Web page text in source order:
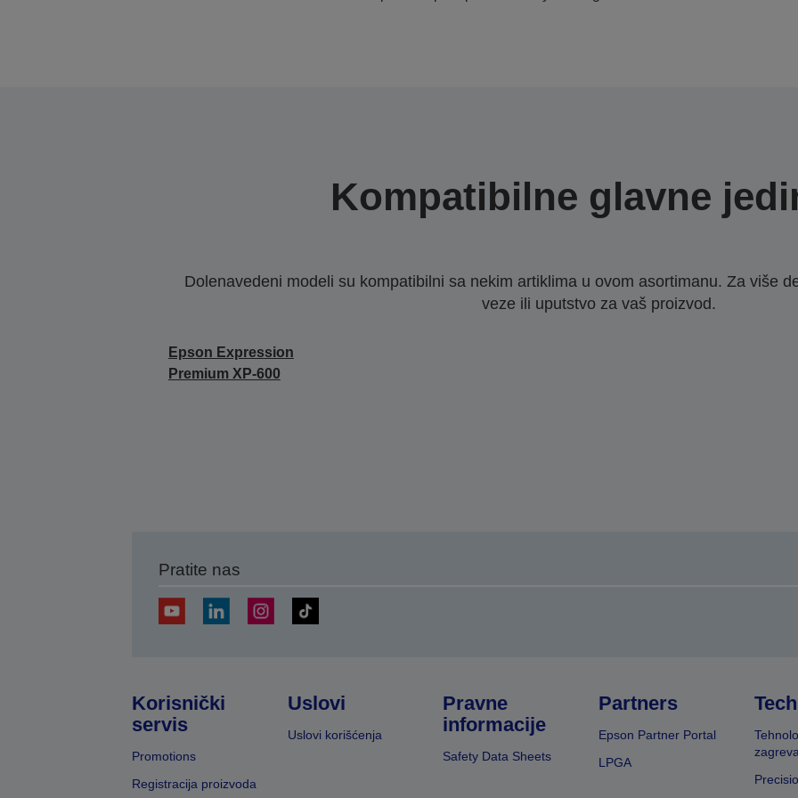
Kompatibilne glavne
Dolenavedeni modeli su kompatibilni sa nekim artiklima u ovom asortimanu. Za više
veze ili uputstvo za vaš proizvod.
Epson Expression
Premium XP-600
Pratite nas
Korisnički
servis
Promotions
Registracija proizvoda
Uslovi
Uslovi korišćenja
Pravne
informacije
Safety Data Sheets
Partners
Epson Partner Portal
LPGA